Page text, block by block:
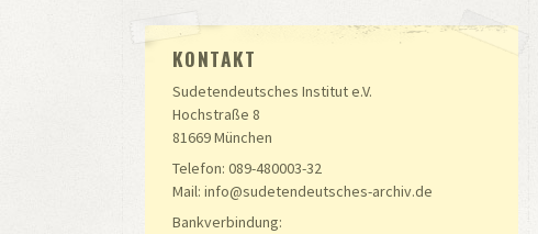
KONTAKT
Sudetendeutsches Institut e.V.
Hochstraße 8
81669 München
Telefon: 089-480003-32
Mail: info@sudetendeutsches-archiv.de
Bankverbindung: